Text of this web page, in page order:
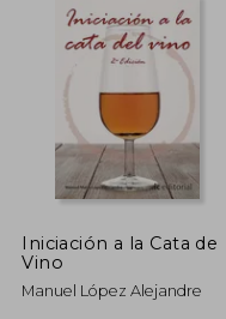
$ 24.87
Iniciación a la Cata de
Vino
Manuel López Alejandre